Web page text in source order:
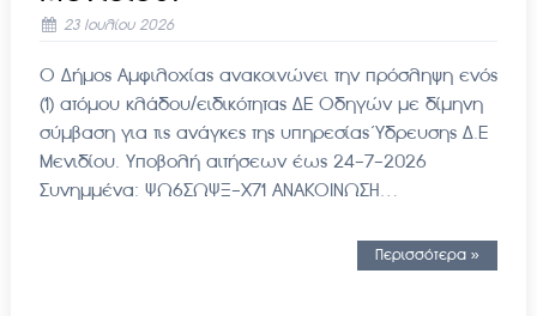
23 Ιουλίου 2026
Ο Δήμος Αμφιλοχίας ανακοινώνει την πρόσληψη ενός
(1) ατόμου κλάδου/ειδικότητας ΔΕ Οδηγών με δίμηνη
σύμβαση για τις ανάγκες της υπηρεσίας Ύδρευσης Δ.Ε
Μενιδίου. Υποβολή αιτήσεων έως 24-7-2026
Συνημμένα: ΨΩ6ΣΩΨΞ-Χ71 ΑΝΑΚΟΙΝΩΣΗ…
Περισσότερα »